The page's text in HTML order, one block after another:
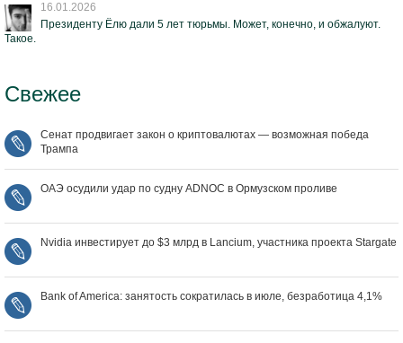
16.01.2026
Президенту Ёлю дали 5 лет тюрьмы. Может, конечно, и обжалуют.
Такое.
Свежее
Сенат продвигает закон о криптовалютах — возможная победа
Трампа
ОАЭ осудили удар по судну ADNOC в Ормузском проливе
Nvidia инвестирует до $3 млрд в Lancium, участника проекта Stargate
Bank of America: занятость сократилась в июле, безработица 4,1%